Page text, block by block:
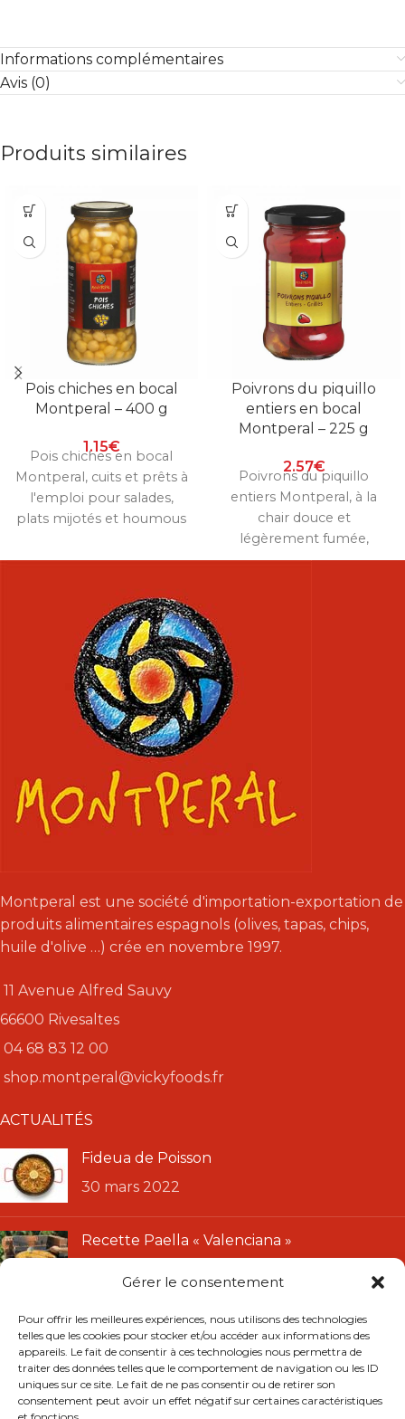
Gérer le consentement
Pour offrir les meilleures expériences, nous utilisons des technologies
telles que les cookies pour stocker et/ou accéder aux informations des
appareils. Le fait de consentir à ces technologies nous permettra de
traiter des données telles que le comportement de navigation ou les ID
uniques sur ce site. Le fait de ne pas consentir ou de retirer son
consentement peut avoir un effet négatif sur certaines caractéristiques
Informations complémentaires
Avis (0)
Produits similaires
Pois chiches en bocal
Montperal – 400 g
1.15€
Pois chiches en bocal
Montperal, cuits et prêts à
l'emploi pour salades,
plats mijotés et houmous
Poivrons du piquillo
entiers en bocal
Montperal – 225 g
2.57€
Poivrons du piquillo
entiers Montperal, à la
chair douce et
légèrement fumée,
parfaits à farcir ou à servir
Montperal est une société d'importation-exportation de
produits alimentaires espagnols (olives, tapas, chips,
huile d'olive …) crée en novembre 1997.
11 Avenue Alfred Sauvy
66600 Rivesaltes
04 68 83 12 00
shop.montperal@vickyfoods.fr
ACTUALITÉS
Fideua de Poisson
30 mars 2022
Recette Paella « Valenciana »
LIENS UTILES
CGU
CGV
Mentions légales